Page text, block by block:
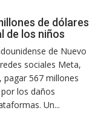
de dólares
de los niños
de Nuevo
sociales Meta,
567 millones
los daños
Un...